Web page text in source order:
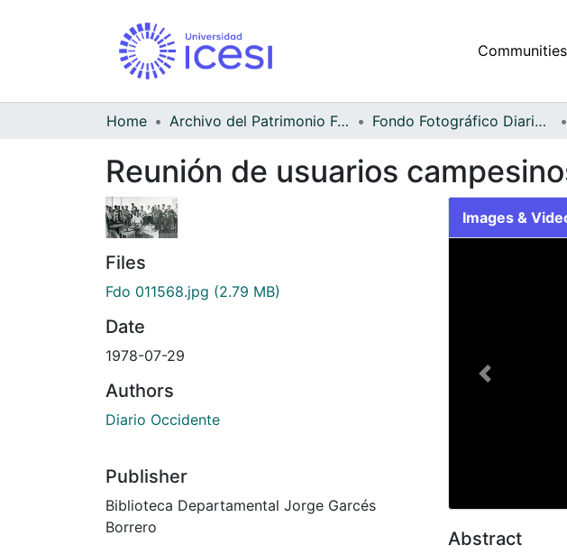
Home Archivo del Patrimonio Fotográfico y Fílmico del Valle del Cauca Fondo Fotográfico Diario Occidente
Reunión de usuarios
Files
Fdo 011568.jpg (2.79 MB)
Date
1978-07-29
Authors
Diario Occidente
Publisher
Biblioteca Departamental Jorge Garcés
Borrero
Images &
Previous
Abstract